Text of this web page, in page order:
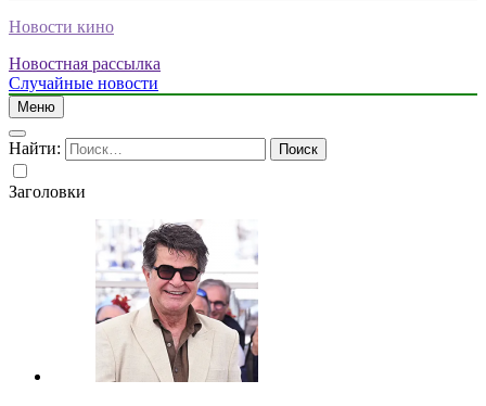
Новости кино
Новостная рассылка
Случайные новости
Меню
Найти:
Заголовки